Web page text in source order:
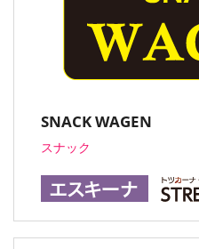
SNACK WAGEN
スナック